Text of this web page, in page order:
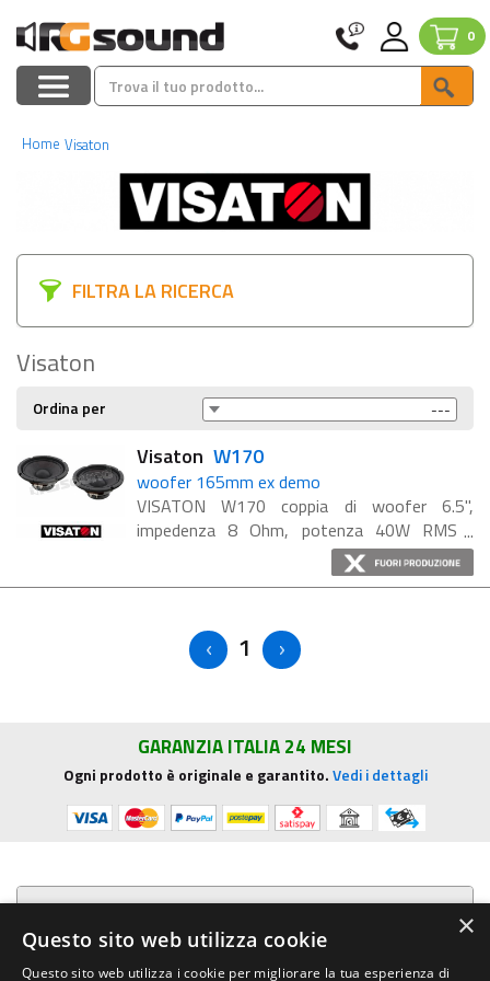
0
Home Visaton
FILTRA LA RICERCA
Visaton
Ordina per
Visaton W170
woofer 165mm ex demo
VISATON W170 coppia di woofer 6.5",
impedenza 8 Ohm, potenza 40W RMS
Altoparlanti utilizzati per esposizione in
negozio, perfettamente funzionanti. Driver
1
GARANZIA ITALIA 24 MESI
Ogni prodotto è originale e garantito.Vedi i dettagli
Presentazione aziendale
Acquista su R.G. Sound
×
Questo sito web utilizza cookie
Questo sito web utilizza i cookie per migliorare la tua esperienza di